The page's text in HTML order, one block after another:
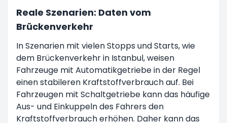
Reale Szenarien: Daten vom
Brückenverkehr
In Szenarien mit vielen Stopps und Starts, wie
dem Brückenverkehr in Istanbul, weisen
Fahrzeuge mit Automatikgetriebe in der Regel
einen stabileren Kraftstoffverbrauch auf. Bei
Fahrzeugen mit Schaltgetriebe kann das häufige
Aus- und Einkuppeln des Fahrers den
Kraftstoffverbrauch erhöhen. Daher kann das